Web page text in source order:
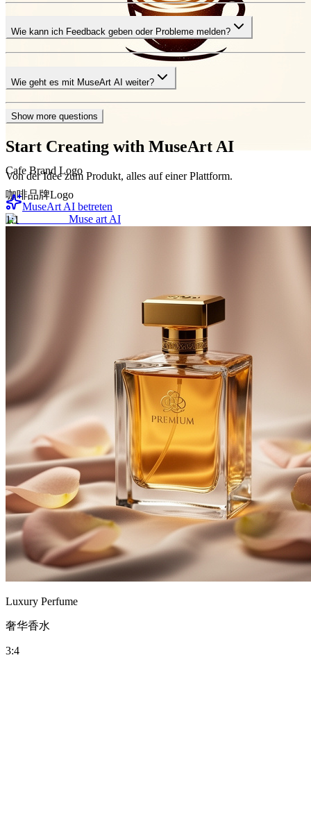
Cafe Brand Logo
咖啡品牌Logo
1:1
Luxury Perfume
奢华香水
3:4
Wie kann ich Feedback geben oder Probleme melden?
Wie geht es mit MuseArt AI weiter?
Show more questions
Start Creating with MuseArt AI
Von der Idee zum Produkt, alles auf einer Plattform.
MuseArt AI betreten
Muse art AI
Nano Banana 2
Veo 3.1 FastWan 2.6
Grok Imagine Video
Built with ❤️ MuseArt
Deutsch
2026 Muse art AI
, All rights reserved
Privacy Policy
Terms of Service
Verfügbar in
🇺🇸English 🇨🇳简体中文 🇪🇸 Español 🇩🇪Deutsch
🇫🇷Français 🇧🇷Português (Brasil) 🇯🇵日本語 🇰🇷한국어
🇷🇺Русский 🇹🇼 繁體中文 🇸🇦العربية 🇹🇭 ไทย 🇻🇳Tiếng Việt
🇮🇹Italiano 🇵🇱Polski 🇩🇰Dansk 🇳🇴Norsk bokmål
🇳🇱Nederlands 🇮🇩Bahasa Indonesia 🇹🇷Türkçe